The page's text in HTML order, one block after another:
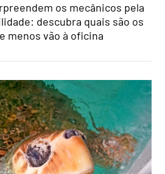
os mecânicos pela
descubra quais são os
menos vão à oficina